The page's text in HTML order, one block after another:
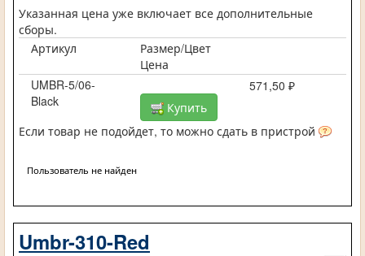
Указанная цена уже включает все дополнительные
сборы.
Артикул
Размер/Цвет
Цена
UMBR-5/06-
Black
571,50 ₽
Купить
Если товар не подойдет, то можно сдать в пристрой
Пользователь не найден
Umbr-310-Red